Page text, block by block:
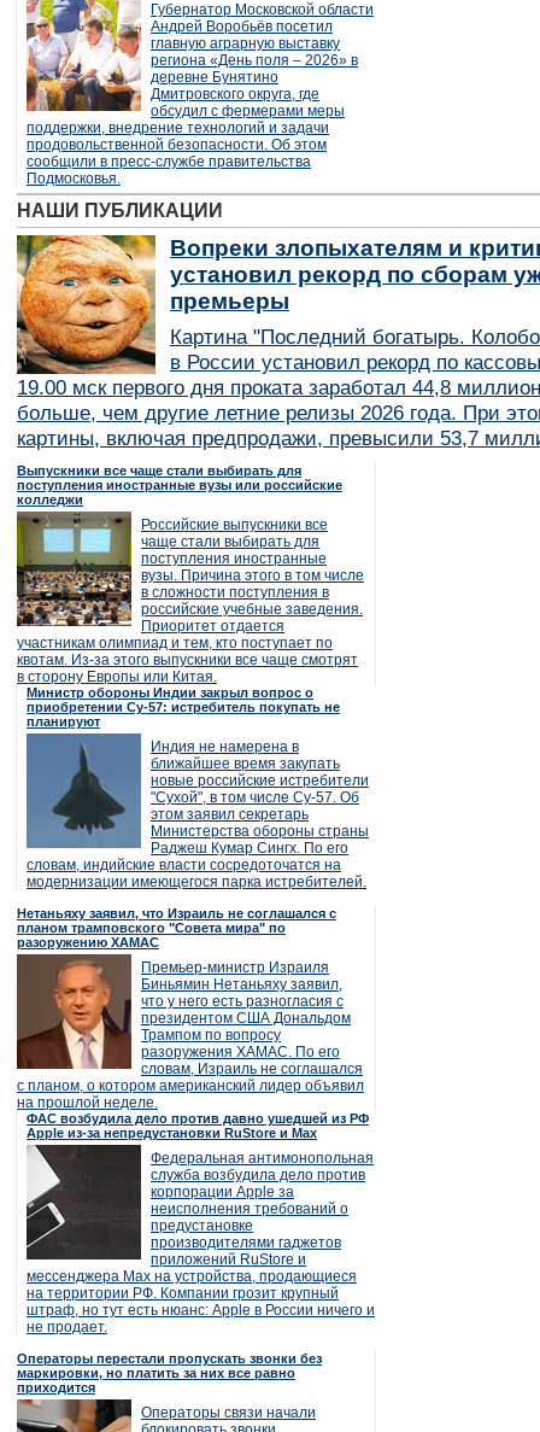
Губернатор Московской области
Андрей Воробьёв посетил
главную аграрную выставку
региона «День поля – 2026» в
деревне Бунятино
Дмитровского округа, где
обсудил с фермерами меры
поддержки, внедрение технологий и задачи
продовольственной безопасности. Об этом
сообщили в пресс-службе правительства
Подмосковья.
НАШИ ПУБЛИКАЦИИ
Вопреки злопыхателям и
установил рекорд по сборам
премьеры
Картина "Последний богатырь.
в России установил рекорд по
19.00 мск первого дня проката заработал 44,8
больше, чем другие летние релизы 2026 года. При
картины, включая предпродажи, превысили 53,7
Выпускники все чаще стали выбирать для
поступления иностранные вузы или российские
колледжи
Российские выпускники все
чаще стали выбирать для
поступления иностранные
вузы. Причина этого в том числе
в сложности поступления в
российские учебные заведения.
Приоритет отдается
участникам олимпиад и тем, кто поступает по
квотам. Из-за этого выпускники все чаще смотрят
в сторону Европы или Китая.
Министр обороны Индии закрыл вопрос о
приобретении Су-57: истребитель покупать не
планируют
Индия не намерена в
ближайшее время закупать
новые российские истребители
"Сухой", в том числе Су-57. Об
этом заявил секретарь
Министерства обороны страны
Раджеш Кумар Сингх. По его
словам, индийские власти сосредоточатся на
модернизации имеющегося парка истребителей.
Нетаньяху заявил, что Израиль не соглашался с
планом трамповского "Совета мира" по
разоружению ХАМАС
Премьер-министр Израиля
Биньямин Нетаньяху заявил,
что у него есть разногласия с
президентом США Дональдом
Трампом по вопросу
разоружения ХАМАС. По его
словам, Израиль не соглашался
с планом, о котором американский лидер объявил
на прошлой неделе.
ФАС возбудила дело против давно ушедшей из РФ
Apple из-за непредустановки RuStore и Max
Федеральная антимонопольная
служба возбудила дело против
корпорации Apple за
неисполнения требований о
предустановке
производителями гаджетов
приложений RuStore и
мессенджера Max на устройства, продающиеся
на территории РФ. Компании грозит крупный
штраф, но тут есть нюанс: Apple в России ничего и
не продает.
Операторы перестали пропускать звонки без
маркировки, но платить за них все равно
приходится
Операторы связи начали